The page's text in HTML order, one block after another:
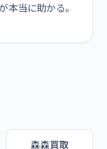
本当に助かる。
森森買取